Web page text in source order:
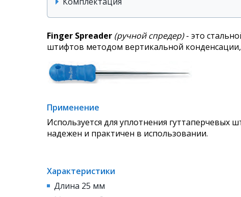
Finger Spreader (ручной спредер)- это
штифтов методом вертикальной
Применение
Используется для уплотнения
надежен и практичен в использовании.
Характеристики
Длина 25 мм